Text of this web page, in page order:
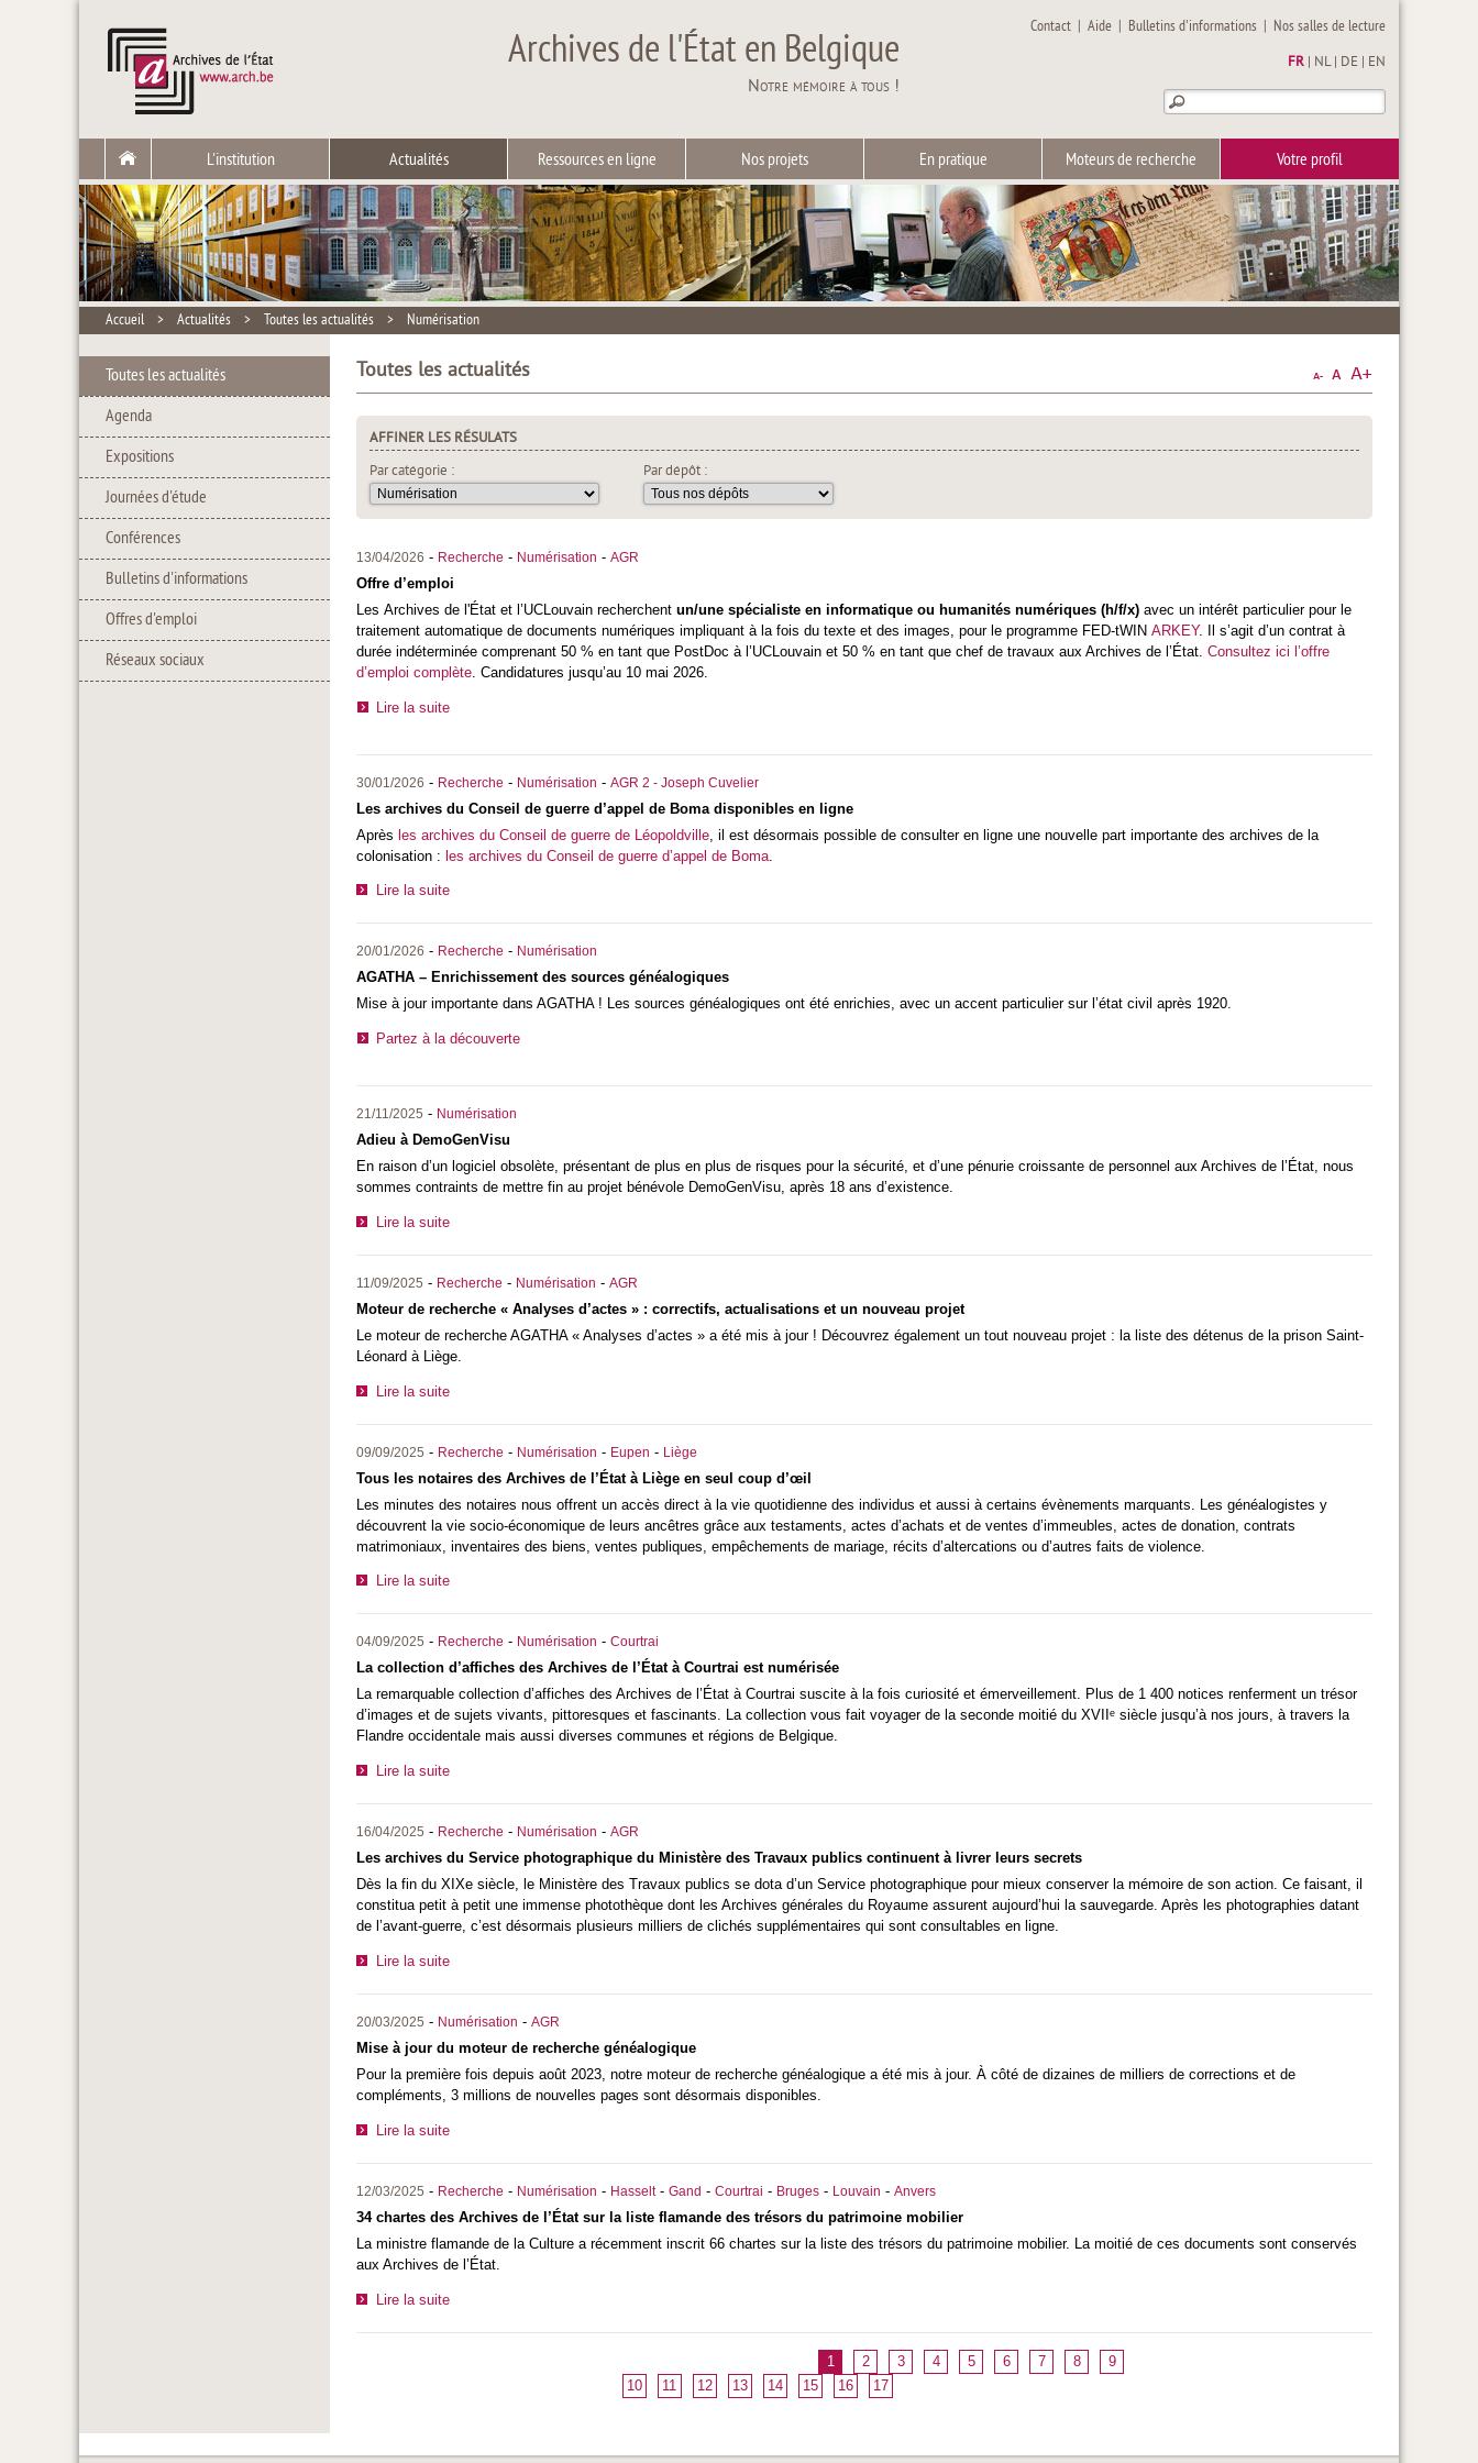
Archives de l'État en Belgique
Notre mémoire à tous !
Contact |Aide | Bulletins d'informations | Nos salles de lecture
FR NL| DE EN
L'institution Actualités Ressources en ligne Nos projets En pratique Moteurs de recherche Votre profil
Accueil > Actualités > Toutes les actualités > Numérisation
Toutes les actualités
Agenda
Expositions
Journées d'étude
Conférences
Bulletins d'informations
Offres d'emploi
Réseaux sociaux
Toutes les actualités
AFFINER LES RÉSULATS
Par catégorie :
Par dépôt :
13/04/2026 - Recherche - Numérisation - AGR
Offre d’emploi
Les Archives de l'État et l’UCLouvain recherchent un/une spécialiste en informatique ou humanités numériques (h/f/x) avec un intérêt particulier pour le
traitement automatique de documents numériques impliquant à la fois du texte et des images, pour le programme FED-tWIN ARKEY. Il s’agit d’un contrat à
durée indéterminée comprenant 50 % en tant que PostDoc à l’UCLouvain et 50 % en tant que chef de travaux aux Archives de l’État. Consultez ici l’offre
d’emploi complète. Candidatures jusqu’au 10 mai 2026.
Lire la suite
30/01/2026 - Recherche - Numérisation - AGR 2 - Joseph Cuvelier
Les archives du Conseil de guerre d’appel de Boma disponibles en ligne
Après les archives du Conseil de guerre de Léopoldville , il est désormais possible de consulter en ligne une nouvelle part importante des archives de la
colonisation : les archives du Conseil de guerre d’appel de Boma
Lire la suite
20/01/2026 - Recherche - Numérisation
AGATHA – Enrichissement des sources généalogiques
Mise à jour importante dans AGATHA ! Les sources généalogiques ont été enrichies, avec un accent particulier sur l’état civil après 1920.
Partez à la découverte
21/11/2025 - Numérisation
Adieu à DemoGenVisu
En raison d’un logiciel obsolète, présentant de plus en plus de risques pour la sécurité, et d’une pénurie croissante de personnel aux Archives de l’État, nous
sommes contraints de mettre fin au projet bénévole DemoGenVisu, après 18 ans d’existence.
Lire la suite
11/09/2025 - Recherche - Numérisation - AGR
Moteur de recherche « Analyses d’actes » : correctifs, actualisations et un nouveau projet
Le moteur de recherche AGATHA « Analyses d’actes » a été mis à jour ! Découvrez également un tout nouveau projet : la liste des détenus de la prison Saint-
Léonard à Liège.
Lire la suite
09/09/2025 - Recherche - Numérisation - Eupen - Liège
Tous les notaires des Archives de l’État à Liège en seul coup d’œil
Les minutes des notaires nous offrent un accès direct à la vie quotidienne des individus et aussi à certains évènements marquants. Les généalogistes y
découvrent la vie socio-économique de leurs ancêtres grâce aux testaments, actes d’achats et de ventes d’immeubles, actes de donation, contrats
matrimoniaux, inventaires des biens, ventes publiques, empêchements de mariage, récits d’altercations ou d’autres faits de violence.
Lire la suite
04/09/2025 - Recherche - Numérisation - Courtrai
La collection d’affiches des Archives de l’État à Courtrai est numérisée
La remarquable collection d’affiches des Archives de l’État à Courtrai suscite à la fois curiosité et émerveillement. Plus de 1 400 notices renferment un trésor
d’images et de sujets vivants, pittoresques et fascinants. La collection vous fait voyager de la seconde moitié du XVIIᵉ siècle jusqu’à nos jours, à travers la
Flandre occidentale mais aussi diverses communes et régions de Belgique.
Lire la suite
16/04/2025 - Recherche - Numérisation - AGR
Les archives du Service photographique du Ministère des Travaux publics continuent à livrer leurs secrets
Dès la fin du XIXe siècle, le Ministère des Travaux publics se dota d’un Service photographique pour mieux conserver la mémoire de son action. Ce faisant, il
constitua petit à petit une immense photothèque dont les Archives générales du Royaume assurent aujourd’hui la sauvegarde. Après les photographies datant
de l’avant-guerre, c’est désormais plusieurs milliers de clichés supplémentaires qui sont consultables en ligne.
Lire la suite
20/03/2025 - Numérisation - AGR
Mise à jour du moteur de recherche généalogique
Pour la première fois depuis août 2023, notre moteur de recherche généalogique a été mis à jour. À côté de dizaines de milliers de corrections et de
compléments, 3 millions de nouvelles pages sont désormais disponibles.
Lire la suite
12/03/2025 - Recherche - Numérisation - Hasselt- Gand - Courtrai - Bruges - Louvain - Anvers
34 chartes des Archives de l’État sur la liste flamande des trésors du patrimoine mobilier
La ministre flamande de la Culture a récemment inscrit 66 chartes sur la liste des trésors du patrimoine mobilier. La moitié de ces documents sont conservés
aux Archives de l’État.
Lire la suite
1 2 3 4 5 6 7 8
9
10
11 12 13 14 15 16 17